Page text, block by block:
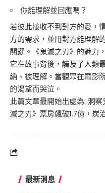
你能理解並回應嗎？
若彼此接收不到對方的愛，
方的需求，並用對方能理解
關鍵。《鬼滅之刃》的魅力
它在故事背後，觸及了人類
納、被理解。當觀眾在電影
的渴望而哭泣。
此篇文章最開始出處為: 洞察
滅之刃》票房飆破1.7億，炭
最新消息